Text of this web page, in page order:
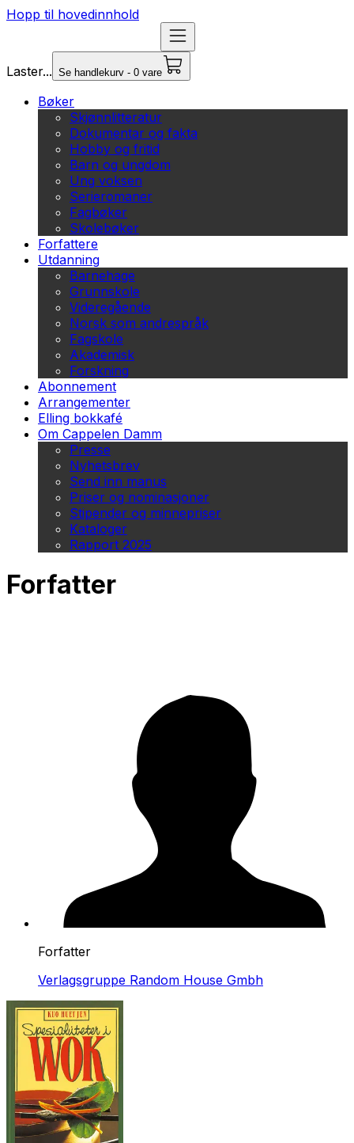
Hopp til hovedinnhold
Laster... Se handlekurv - 0 vare
Bøker
Skjønnlitteratur
Dokumentar og fakta
Hobby og fritid
Barn og ungdom
Ung voksen
Serieromaner
Fagbøker
Skolebøker
Forfattere
Utdanning
Barnehage
Grunnskole
Videregående
Norsk som andrespråk
Fagskole
Akademisk
Forskning
Abonnement
Arrangementer
Elling bokkafé
Om Cappelen Damm
Presse
Nyhetsbrev
Send inn manus
Priser og nominasjoner
Stipender og minnepriser
Kataloger
Rapport 2025
Forfatter
Forfatter
Verlagsgruppe Random House Gmbh